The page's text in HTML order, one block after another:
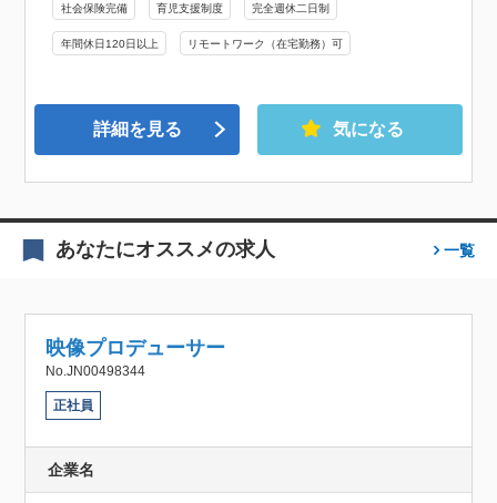
社会保険完備 育児支援制度 完全週休二日制
年間休日120日以上 リモートワーク（在宅勤務）可
詳細を見る 気になる
あなたにオススメの求人 一覧
映像プロデューサー
No.JN00498344
正社員
企業名